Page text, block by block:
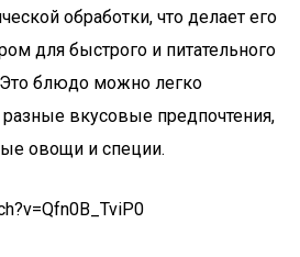
обработки, что делает его
для быстрого и питательного
блюдо можно легко
разные вкусовые предпочтения,
овощи и специи.